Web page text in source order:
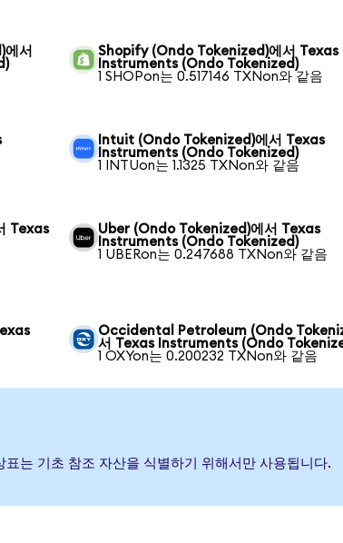
서
Shopify (Ondo Tokenized)에서 Texas
Instruments (Ondo Tokenized)
1 SHOPon는 0.517146 TXNon와 같음
Intuit (Ondo Tokenized)에서 Texas
Instruments (Ondo Tokenized)
1 INTUon는 1.1325 TXNon와 같음
Texas
Uber (Ondo Tokenized)에서 Texas
Instruments (Ondo Tokenized)
1 UBERon는 0.247688 TXNon와 같음
Occidental Petroleum (Ondo
서 Texas Instruments (Ondo
1 OXYon는 0.200232 TXNon와 같음
는 기초 참조 자산을 식별하기 위해서만 사용됩니다.